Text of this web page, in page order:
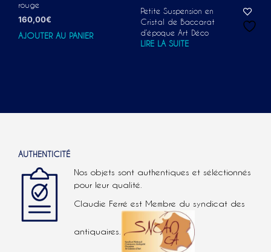
rouge
160,00€
AJOUTER AU PANIER
Petite Suspension en
Cristal de Baccarat
d’époque Art Déco
LIRE LA SUITE
AUTHENTICITÉ
Nos objets sont authentiques et séléctionnés
pour leur qualité.
Claudie Ferré est Membre du syndicat des
antiquaires.